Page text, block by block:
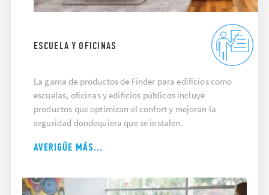
ESCUELA Y OFICINAS
La gama de productos de Finder para edificios como
escuelas, oficinas y edificios públicos incluye
productos que optimizan el confort y mejoran la
seguridad dondequiera que se instalen.
AVERIGÜE MÁS...